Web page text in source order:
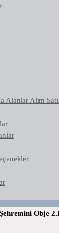
Alanlar Alım
Şehremini Obje